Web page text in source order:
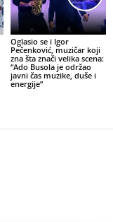
Oglasio se i Igor
Pečenković, muzičar koji
zna šta znači velika scena:
“Ado Busola je održao
javni čas muzike, duše i
energije”